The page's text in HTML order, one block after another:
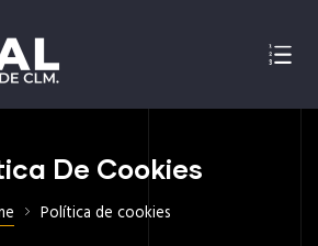
De Cookies
Política de cookies